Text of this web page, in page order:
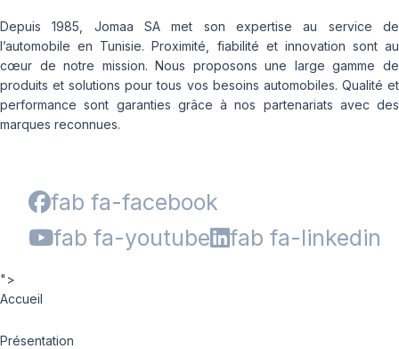
Depuis 1985, Jomaa SA met son expertise au service de
l’automobile en Tunisie. Proximité, fiabilité et innovation sont au
cœur de notre mission. Nous proposons une large gamme de
produits et solutions pour tous vos besoins automobiles. Qualité et
performance sont garanties grâce à nos partenariats avec des
marques reconnues.
fab fa-facebook
fab fa-youtube
fab fa-linkedin
">
Accueil
Présentation